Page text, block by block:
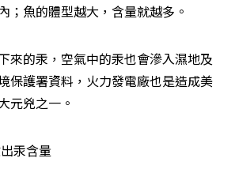
；魚的體型越大，含量就越多。
來的汞，空氣中的汞也會滲入濕地及
保護署資料，火力發電廠也是造成美
元兇之一。
汞含量